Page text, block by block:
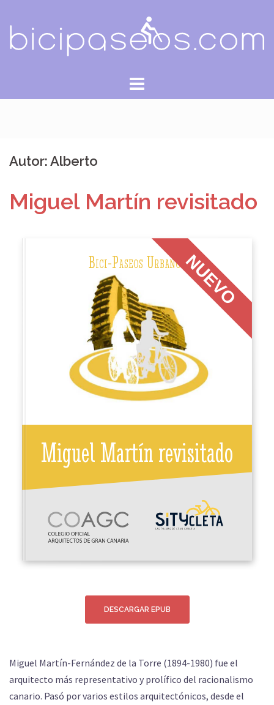
contenido
Autor:Alberto
Miguel Martín revisitado
DESCARGAR EPUB
Miguel Martín-Fernández de la Torre (1894-1980) fue el
arquitecto más representativo y prolífico del racionalismo
canario. Pasó por varios estilos arquitectónicos, desde el